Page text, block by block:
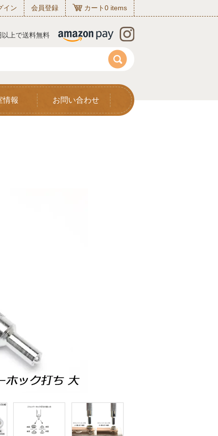
イン 会員登録 カート0 items
上で送料無料
情報 お問い合わせ